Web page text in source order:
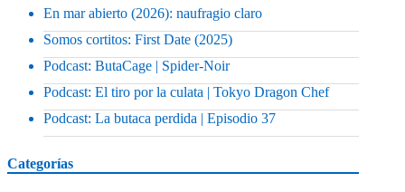
En mar abierto (2026): naufragio claro
Somos cortitos: First Date (2025)
Podcast: ButaCage | Spider-Noir
Podcast: El tiro por la culata | Tokyo Dragon Chef
Podcast: La butaca perdida | Episodio 37
Categorías